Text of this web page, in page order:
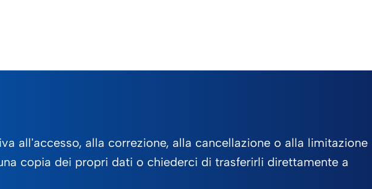
all'accesso, alla correzione, alla cancellazione o alla limitazione
copia dei propri dati o chiederci di trasferirli direttamente a